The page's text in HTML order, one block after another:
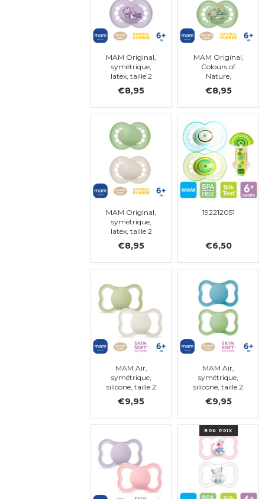
MAM Original,
symétrique,
latex, taille 2
€8,95
MAM Original,
Colours of
Nature,
latex, taille 2
€8,95
MAM Original,
symétrique,
latex, taille 2
€8,95
192212051
€6,50
MAM Air,
symétrique,
silicone, taille 2
€9,95
MAM Air,
symétrique,
silicone, taille 2
€9,95
BON PRIX